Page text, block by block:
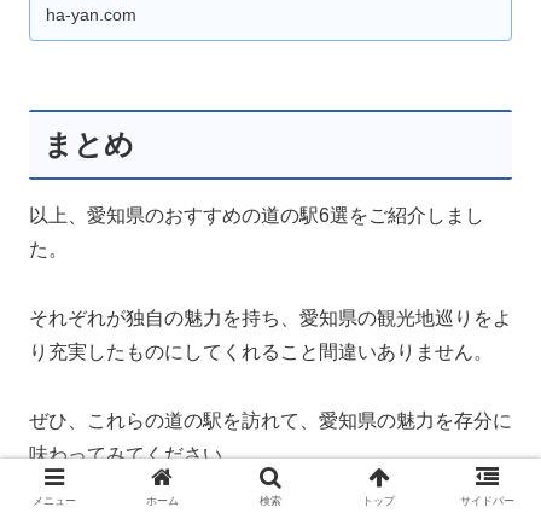
ha-yan.com
まとめ
以上、愛知県のおすすめの道の駅6選をご紹介しまし
た。
それぞれが独自の魅力を持ち、愛知県の観光地巡りをよ
り充実したものにしてくれること間違いありません。
ぜひ、これらの道の駅を訪れて、愛知県の魅力を存分に
味わってみてください。
メニュー ホーム 検索 トップ サイドバー